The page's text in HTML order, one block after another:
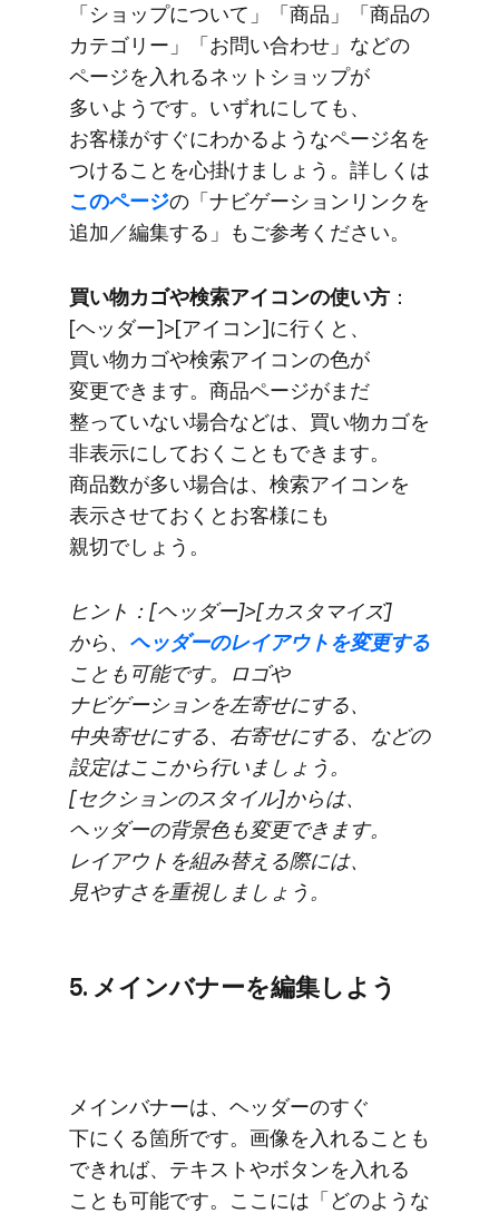
「ショップに​ついて」​「商品」​「商品の​
カテゴリー」​「お問い​合わせ」などの​
ページを​入れる​ネットショップが​
多いようです。​いずれに​しても、​
お客様が​すぐに​わかるような​ページ名を​
つける​ことを​心掛けましょう。​詳しくは
この​ページの​「ナビゲーションリンクを​
追加／編集する」も​ご参考ください。
買い物カゴや​検索アイコンの​使い方 ​：
[ヘッダー]>[アイコン]に​行くと、​
買い物カゴや​検索アイコンの​色が​
変更できます。​商品ページが​まだ​
整っていない​場合などは、​買い物カゴを​
非表示に​しておくことも​できます。​
商品数が​多い​場合は、​検索アイコンを​
表示させておくとお客様にも​
親切でしょう。
ヒント：[ヘッダー]>[カスタマイズ]
から、 ​ヘッダーの​レイアウトを​変更する
ことも​可能です。​ロゴや​
ナビゲーションを​左寄せに​する、​
中央寄せに​する、​右寄せに​する、​などの​
設定は​ここから​行いましょう。​
[セクションの​スタイル]からは、​
ヘッダーの​背景色も​変更できます。​
レイアウトを​組み替える​際には、​
見やすさを​重視しましょう。
5. メインバナーを​編集しよう
メインバナーは、​ヘッダーの​すぐ​
下にくる​箇所です。​画像を​入れる​ことも​
できれば、​テキストや​ボタンを​入れる​
ことも​可能です。​ここには​「どのような​